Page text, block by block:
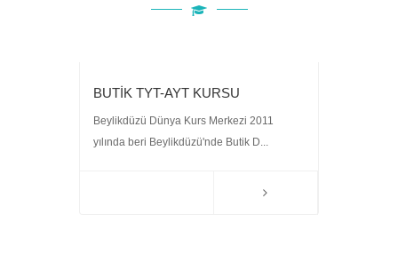
BUTİK TYT-AYT KURSU
Beylikdüzü Dünya Kurs Merkezi 2011
yılında beri Beylikdüzü'nde Butik D...